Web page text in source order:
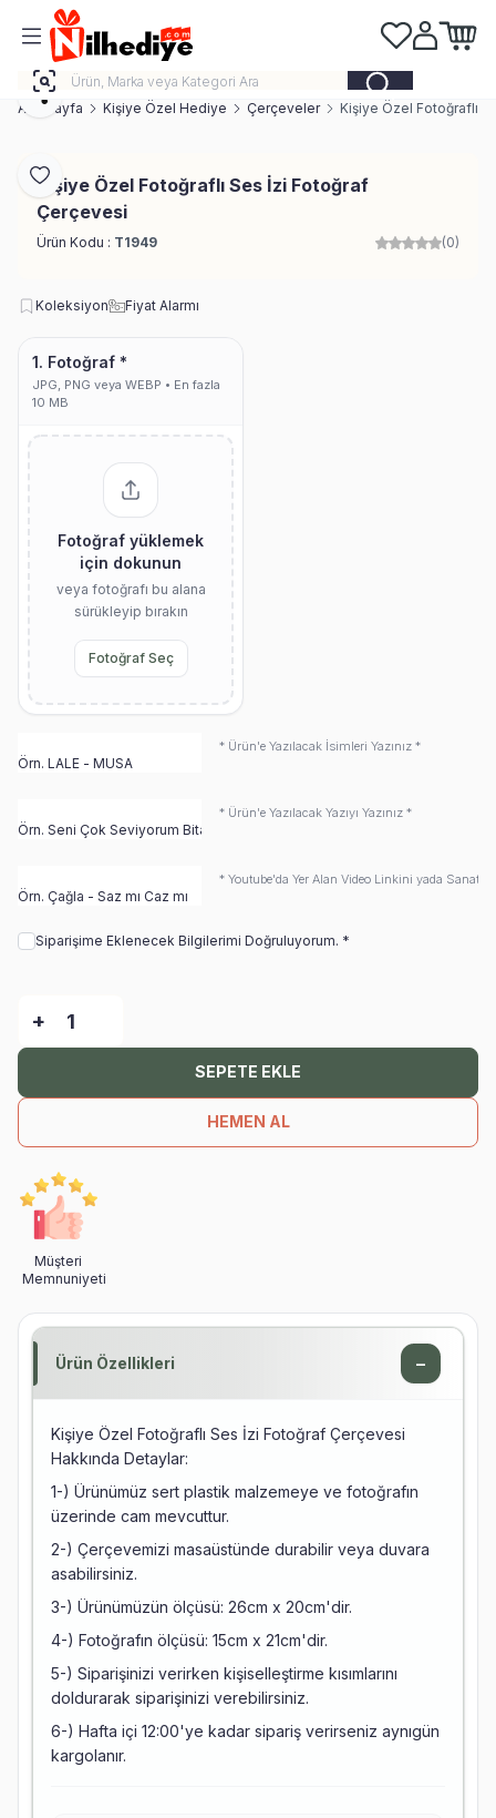
Favorilerim
Hesabım
Ana Sayfa Kişiye Özel Hediye Çerçeveler Kişiye Özel Fotoğraflı
Favoriye Ekle
Paylaş
Kişiye Özel Fotoğraflı Ses İzi Fotoğraf
Çerçevesi
Ürün Kodu : T1949 (0)
Koleksiyon Fiyat Alarmı
1. Fotoğraf *
JPG, PNG veya WEBP • En fazla
10 MB
Fotoğraf yüklemek
için dokunun
veya fotoğrafı bu alana
sürükleyip bırakın
Fotoğraf Seç
* Ürün'e Yazılacak İsimleri Yazınız *
* Ürün'e Yazılacak Yazıyı Yazınız *
* Youtube'da Yer Alan Video Linkini yada Sanatçı
Siparişime Eklenecek Bilgilerimi Doğruluyorum. *
-
+
SEPETE EKLE
HEMEN AL
Müşteri
Memnuniyeti
Ürün Özellikleri −
Kişiye Özel Fotoğraflı Ses İzi Fotoğraf Çerçevesi
Hakkında Detaylar:
1-) Ürünümüz sert plastik malzemeye ve fotoğrafın
üzerinde cam mevcuttur.
2-) Çerçevemizi masaüstünde durabilir veya duvara
asabilirsiniz.
3-) Ürünümüzün ölçüsü: 26cm x 20cm'dir.
4-) Fotoğrafın ölçüsü: 15cm x 21cm'dir.
5-) Siparişinizi verirken kişiselleştirme kısımlarını
doldurarak siparişinizi verebilirsiniz.
6-) Hafta içi 12:00'ye kadar sipariş verirseniz aynıgün
kargolanır.